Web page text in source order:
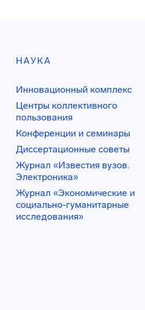
НАУКА
Инновационный комплекс
Центры коллективного
пользования
Конференции и семинары
Диссертационные советы
Журнал «Известия вузов.
Электроника»
Журнал «Экономические и
социально-гуманитарные
исследования»